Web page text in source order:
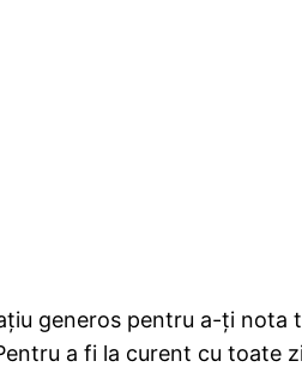
generos pentru a-ți nota
a fi la curent cu toate